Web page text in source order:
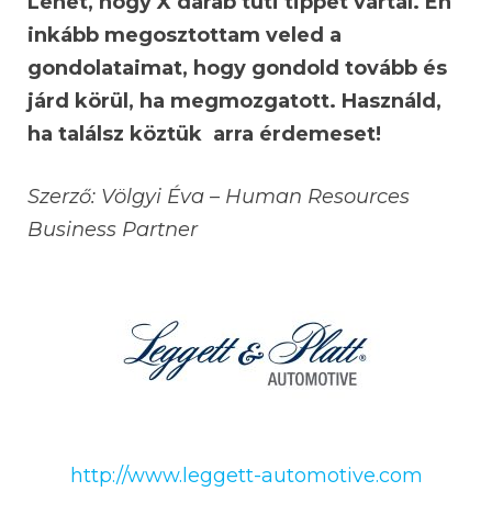
inkább megosztottam veled a
gondolataimat, hogy gondold tovább és
járd körül, ha megmozgatott. Használd,
ha találsz köztük arra érdemeset!
Szerző: Völgyi Éva – Human Resources
Business Partner
http://www.leggett-automotive.com